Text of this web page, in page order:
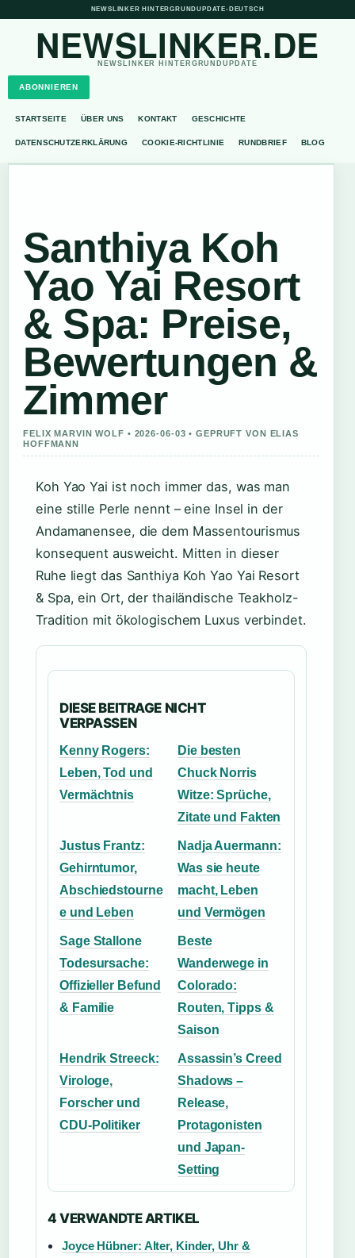
NEWSLINKER HINTERGRUNDUPDATE• DEUTSCH
NEWSLINKER.DE
NEWSLINKER HINTERGRUNDUPDATE
ABONNIEREN
STARTSEITE ÜBER UNS KONTAKT GESCHICHTE
DATENSCHUTZERKLÄRUNG COOKIE-RICHTLINIE RUNDBRIEF BLOG
Santhiya Koh
Yao Yai Resort
& Spa: Preise,
Bewertungen &
Zimmer
FELIX MARVIN WOLF • 2026-06-03 • GEPRUFT VON ELIAS
HOFFMANN
Koh Yao Yai ist noch immer das, was man
eine stille Perle nennt – eine Insel in der
Andamanensee, die dem Massentourismus
konsequent ausweicht. Mitten in dieser
Ruhe liegt das Santhiya Koh Yao Yai Resort
& Spa, ein Ort, der thailändische Teakholz-
Tradition mit ökologischem Luxus verbindet.
DIESE BEITRAGE NICHT
VERPASSEN
Kenny Rogers:
Leben, Tod und
Vermächtnis
Die besten
Chuck Norris
Witze: Sprüche,
Zitate und Fakten
Justus Frantz:
Gehirntumor,
Abschiedstourne
e und Leben
Nadja Auermann:
Was sie heute
macht, Leben
und Vermögen
Sage Stallone
Todesursache:
Offizieller Befund
& Familie
Beste
Wanderwege in
Colorado:
Routen, Tipps &
Saison
Hendrik Streeck:
Virologe,
Forscher und
CDU-Politiker
Assassin’s Creed
Shadows –
Release,
Protagonisten
und Japan-
Setting
4 VERWANDTE ARTIKEL
Joyce Hübner: Alter, Kinder, Uhr &